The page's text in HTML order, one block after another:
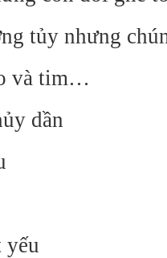
tủy nhưng
và tim…
dần
yếu